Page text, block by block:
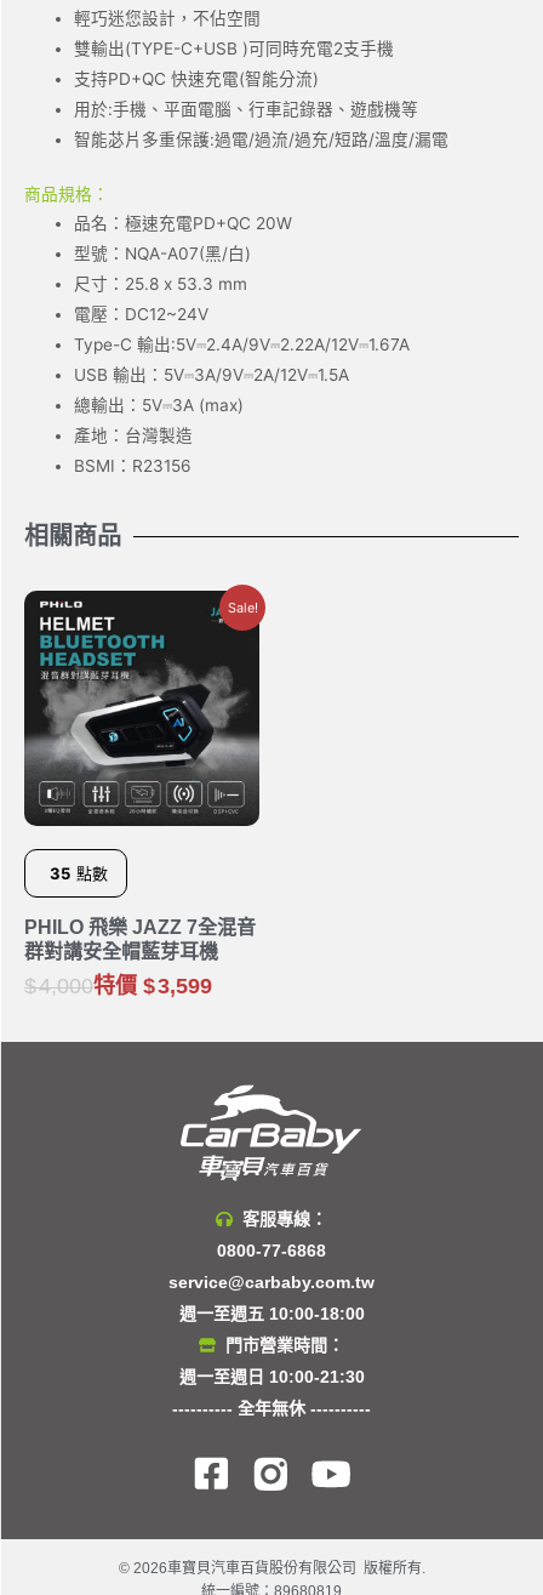
輕巧迷您設計，不佔空間
雙輸出(TYPE-C+USB )可同時充電2支手機
支持PD+QC 快速充電(智能分流)
用於:手機、平面電腦、行車記錄器、遊戲機等
智能苾片多重保護:過電/過流/過充/短路/溫度/漏電
商品規格：
品名：極速充電PD+QC 20W
型號：NQA-A07(黑/白)
尺寸：25.8 x 53.3 mm
電壓：DC12~24V
Type-C 輸出:5V⎓2.4A/9V⎓2.22A/12V⎓1.67A
USB 輸出：5V⎓3A/9V⎓2A/12V⎓1.5A
總輸出：5V⎓3A (max)
產地：台灣製造
BSMI：R23156
相關商品
Sale!
35 點數
PHILO 飛樂 JAZZ 7全混音
群對講安全帽藍芽耳機
4,000特價 3,599
客服專線：
0800-77-6868
service@carbaby.com.tw
週一至週五 10:00-18:00
門市營業時間：
週一至週日 10:00-21:30
---------- 全年無休 ----------
© 2026車寶貝汽車百貨股份有限公司 版權所有.
統一編號：89680819